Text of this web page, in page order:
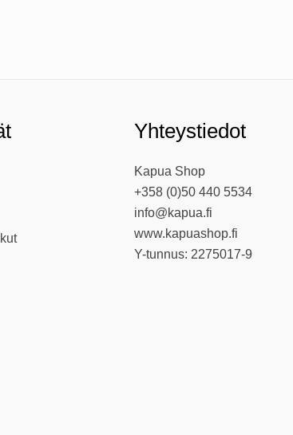
Yhteystiedot
Kapua Shop
+358 (0)50 440 5534
info@kapua.fi
www.kapuashop.fi
Y-tunnus: 2275017-9